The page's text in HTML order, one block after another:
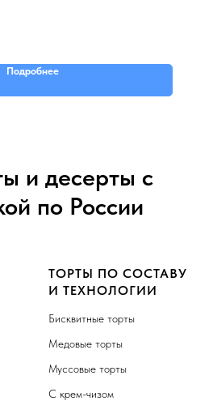
Подробнее
и десерты с
по России
ТОРТЫ ПО СОСТАВУ
И ТЕХНОЛОГИИ
Бисквитные торты
Медовые торты
Муссовые торты
С крем-чизом